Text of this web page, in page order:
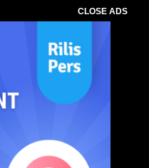
CLOSE ADS